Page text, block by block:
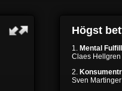
Högst
1. Mental
Claes Hellgren
2.
Sven Martinger